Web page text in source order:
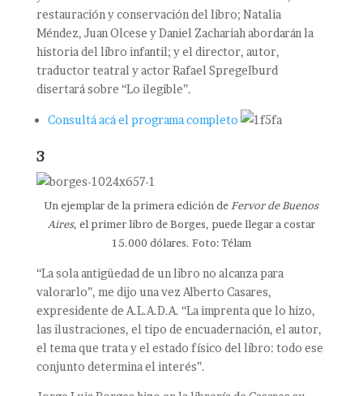
restauración y conservación del libro; Natalia
Méndez, Juan Olcese y Daniel Zachariah abordarán la
historia del libro infantil; y el director, autor,
traductor teatral y actor Rafael Spregelburd
disertará sobre “Lo ilegible”.
Consultá acá el programa completo
3
Un ejemplar de la primera edición de Fervor de Buenos
Aires, el primer libro de Borges, puede llegar a costar
15.000 dólares. Foto: Télam
“La sola antigüedad de un libro no alcanza para
valorarlo”, me dijo una vez Alberto Casares,
expresidente de A.L.A.D.A. “La imprenta que lo hizo,
las ilustraciones, el tipo de encuadernación, el autor,
el tema que trata y el estado físico del libro: todo ese
conjunto determina el interés”.